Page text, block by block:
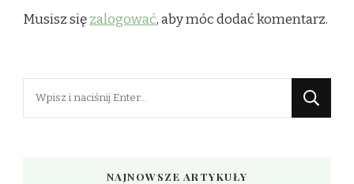
Musisz sięzalogować, aby móc dodać komentarz.
NAJNOWSZE ARTYKUŁY